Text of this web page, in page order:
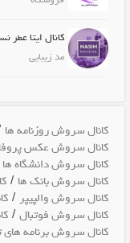
کانال ایتا عطر
مد زیبایی
کانال سروش روزنامه ها
کانال سروش عکس
کانال سروش دانشگاه ها
کانال سروش بانک ها /
کانال سروش والپیپر /
کانال سروش فوتبال /
کانال سروش برنامه های